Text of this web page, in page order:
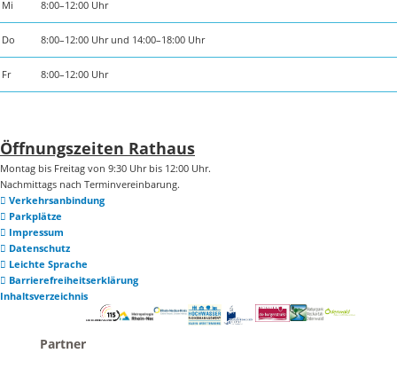
Mi 8:00–12:00 Uhr
Do 8:00–12:00 Uhr und 14:00–18:00 Uhr
Fr 8:00–12:00 Uhr
Öffnungszeiten Rathaus
Montag bis Freitag von 9:30 Uhr bis 12:00 Uhr.
Nachmittags nach Terminvereinbarung.
Verkehrsanbindung
Parkplätze
Impressum
Datenschutz
Leichte Sprache
Barrierefreiheitserklärung
Inhaltsverzeichnis